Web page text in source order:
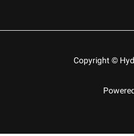
Copyright ©